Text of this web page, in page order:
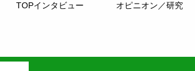
TOPインタビュー オピニオン／研究